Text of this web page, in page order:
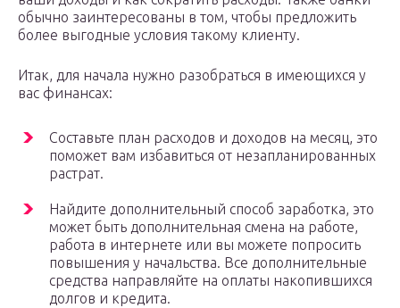
обычно заинтересованы в том, чтобы предложить
более выгодные условия такому клиенту.
Итак, для начала нужно разобраться в имеющихся у
вас финансах:
Составьте план расходов и доходов на месяц, это
поможет вам избавиться от незапланированных
растрат.
Найдите дополнительный способ заработка, это
может быть дополнительная смена на работе,
работа в интернете или вы можете попросить
повышения у начальства. Все дополнительные
средства направляйте на оплаты накопившихся
долгов и кредита.